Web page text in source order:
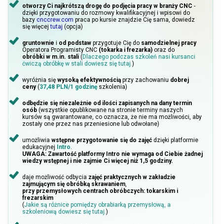
otworzy Ci najkrótszą drogę do podjęcia pracy w branży CNC -
dzięki przygotowaniu do rozmowy kwalifikacyjnej i wpisowi do
bazy cnccrew.com praca po kursie znajdzie Cię sama, dowiedz
się więcejtutaj (opcja)
gruntownie i od podstaw przygotuje Cię do samodzielnej pracy
Operatora Programisty CNC (tokarka i frezarka) oraz do
obróbki w m.in. stali (Dlaczego podczas szkoleń nasi kursanci
ćwiczą obróbkę w stali dowiesz się tutaj.)
wyróżnia się wysoką efektywnością przy zachowaniu dobrej
ceny(37,48 PLN/1 godzinęszkolenia)
odbędzie się niezależnie od ilości zapisanych na dany termin
osób (wszystkie opublikowane na stronie terminy naszych
kursów są gwarantowane, co oznacza, że nie ma możliwości, aby
zostały one przez nas przeniesione lub odwołane)
umożliwia wstępne przygotowanie się do zajęć dzięki platformie
edukacyjnej
Intro.
UWAGA: Zawartość platformy Intro nie wymaga od Ciebie żadnej
wiedzy wstępnej i nie zajmie Ci więcej niż 1,5 godziny.
daje możliwość odbycia zajęć praktycznych w zakładzie
zajmującym się obróbką skrawaniem,
przy przemysłowych centrach obróbczych: tokarskim i
frezarskim
(Jakie są różnice pomiędzy obrabiarką przemysłową, a
szkoleniową dowiesz się tutaj.)